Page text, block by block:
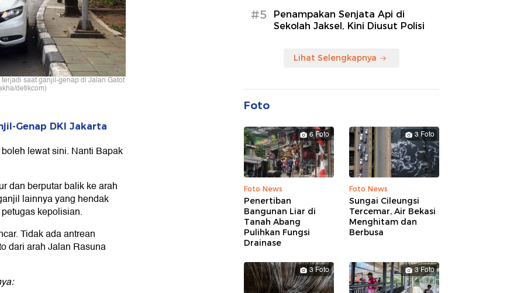
saat ganjil-genap di Jalan Gatot
detikcom)
Genap DKI Jakarta
lewat sini. Nanti Bapak
dan berputar balik ke arah
lainnya yang hendak
kepolisian.
Tidak ada antrean
dari arah Jalan Rasuna
#5
Penampakan Senjata Api di
Sekolah Jaksel, Kini Diusut Polisi
Lihat Selengkapnya
Foto
6 Foto
Foto News
Penertiban
Bangunan Liar di
Tanah Abang
Pulihkan Fungsi
Drainase
3 Foto
Foto News
Sungai Cileungsi
Tercemar, Air Bekasi
Menghitam dan
Berbusa
3 Foto 3 Foto